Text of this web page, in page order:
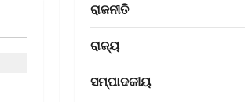
ରାଜନୀତି
ରାଜ୍ୟ
ସମ୍ପାଦକୀୟ